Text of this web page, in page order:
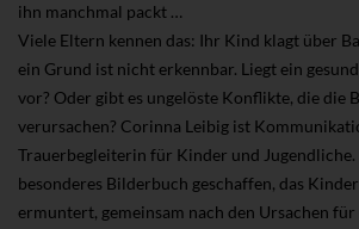
ihn manchmal packt …
Viele Eltern kennen das: Ihr Kind klagt über
ein Grund ist nicht erkennbar. Liegt ein
vor? Oder gibt es ungelöste Konflikte, die die
verursachen? Corinna Leibig ist
Trauerbegleiterin für Kinder und Jugendliche.
besonderes Bilderbuch geschaffen, das
ermuntert, gemeinsam nach den Ursachen